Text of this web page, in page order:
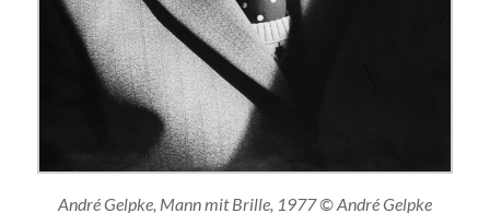
André Gelpke, Mann mit Brille, 1977 © André Gelpke